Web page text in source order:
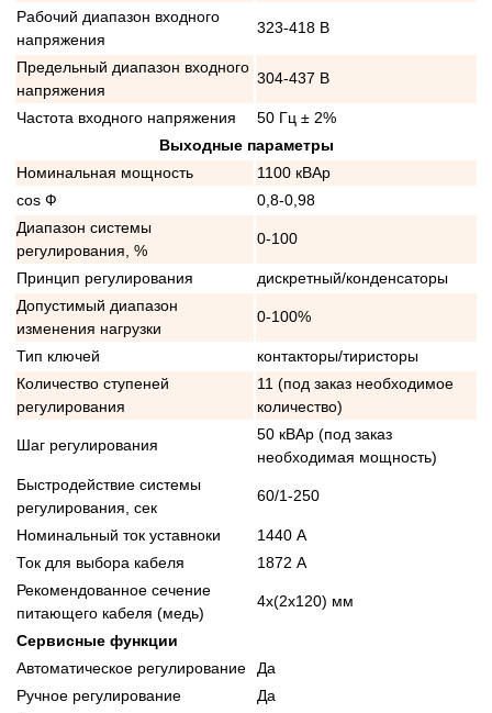
Рабочий диапазон входного
напряжения
323-418 В
Предельный диапазон входного
напряжения
304-437 В
Частота входного напряжения
50 Гц ± 2%
Выходные параметры
Номинальная мощность
1100 кВАр
cos Ф
0,8-0,98
Диапазон системы
регулирования, %
0-100
Принцип регулирования
дискретный/конденсаторы
Допустимый диапазон
изменения нагрузки
0-100%
Тип ключей
контакторы/тиристоры
Количество ступеней
регулирования
11 (под заказ необходимое
количество)
Шаг регулирования
50 кВАр (под заказ
необходимая мощность)
Быстродействие системы
регулирования, сек
60/1-250
Номинальный ток уставноки
1440 А
Ток для выбора кабеля
1872 А
Рекомендованное сечение
питающего кабеля (медь)
4x(2x120) мм
Сервисные функции
Автоматическое регулирование
Да
Ручное регулирование
Да